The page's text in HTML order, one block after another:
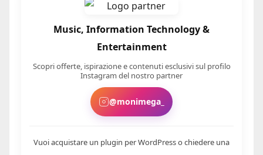
Music, Information Technology &
Entertainment
Scopri offerte, ispirazione e contenuti esclusivi sul profilo
Instagram del nostro partner
@monimega_
Vuoi acquistare un plugin per WordPress o chiedere una